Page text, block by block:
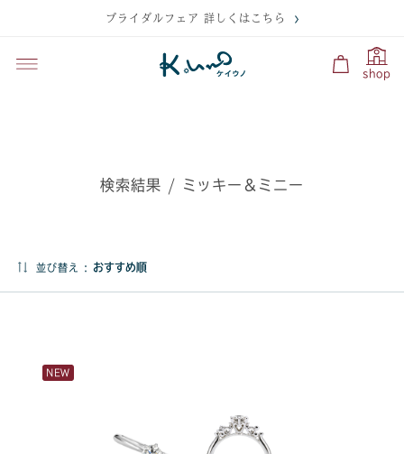
ブライダルフェア 詳しくはこちら
shop
検索結果 / ミッキー＆ミニー
並び替え :
NEW